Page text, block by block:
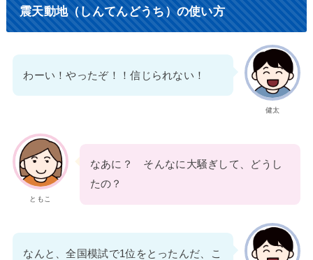
震天動地（しんてんどうち）の使い方
健太
わーい！やったぞ！！信じられない！
ともこ
なあに？ そんなに大騒ぎして、どうし
たの？
なんと、全国模試で1位をとったんだ、こ